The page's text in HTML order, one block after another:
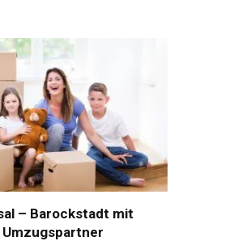
– Barockstadt mit